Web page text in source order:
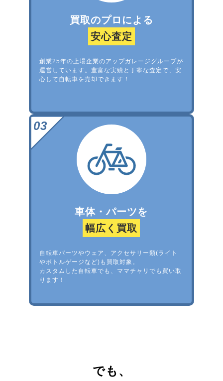
買取のプロによる
安心査定
創業25年の上場企業のアップガレージグループが
運営しています。豊富な実績と丁寧な査定で、安
心して自転車を売却できます！
車体・パーツを
幅広く買取
自転車パーツやウェア、アクセサリー類(ライト
やボトルゲージなど)も買取対象。
カスタムした自転車でも、ママチャリでも買い取
ります！
でも、